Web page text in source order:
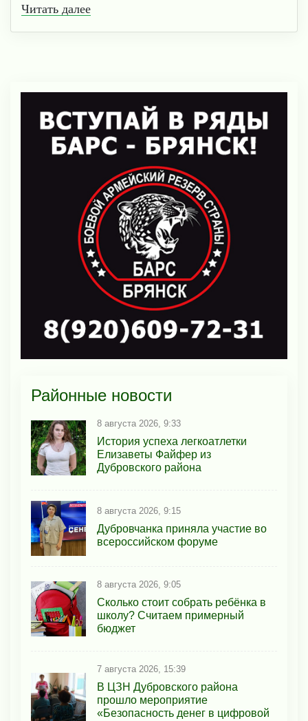
Читать далее
Районные новости
8 августа 2026, 9:33
История успеха легкоатлетки
Елизаветы Файфер из
Дубровского района
8 августа 2026, 9:15
Дубровчанка приняла участие во
всероссийском форуме
8 августа 2026, 9:05
Сколько стоит собрать ребёнка в
школу? Считаем примерный
бюджет
7 августа 2026, 15:39
В ЦЗН Дубровского района
прошло мероприятие
«Безопасность денег в цифровой